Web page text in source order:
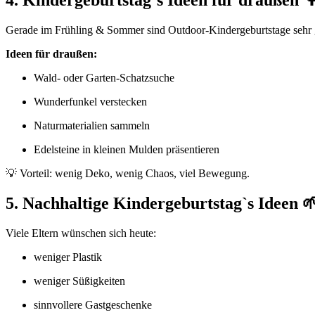
Gerade im Frühling & Sommer sind Outdoor-Kindergeburtstage sehr
Ideen für draußen:
Wald- oder Garten-Schatzsuche
Wunderfunkel verstecken
Naturmaterialien sammeln
Edelsteine in kleinen Mulden präsentieren
💡 Vorteil: wenig Deko, wenig Chaos, viel Bewegung.
5. Nachhaltige Kindergeburtstag`s Ideen
Viele Eltern wünschen sich heute:
weniger Plastik
weniger Süßigkeiten
sinnvollere Gastgeschenke